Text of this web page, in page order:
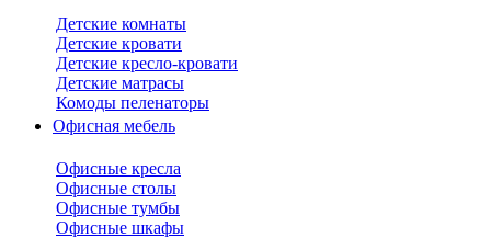
Детские комнаты
Детские кровати
Детские кресло-кровати
Детские матрасы
Комоды пеленаторы
Офисная мебель
Офисные кресла
Офисные столы
Офисные тумбы
Офисные шкафы